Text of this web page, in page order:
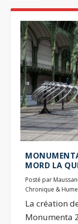
MORD LA
Posté par
Chronique &
La création
Monumenta